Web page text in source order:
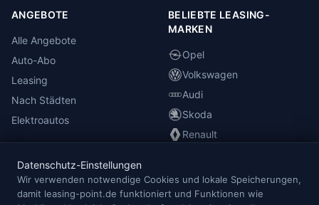
ANGEBOTE
Alle Angebote
Auto-Abo
Leasing
Nach Städten
Elektroautos
BELIEBTE LEASING-
MARKEN
Opel
Volkswagen
Audi
Skoda
Renault
INFORMATIONEN
Anbieterübersicht
Datenschutz-Einstellungen
Wir verwenden notwendige Cookies und lokale Speicherungen,
damit leasing-point.de funktioniert und Funktionen wie